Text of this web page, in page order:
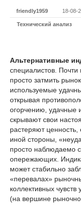
friendly1959 18-08-
Технический анализ
Альтернативные
специалистов. Почти
просто затмить
используемые
открывая
огорчению, удачные
скрывают свои
растеряют ценность,
иной стороны,
просто наблюдаемо
опережающих.
может стабильно
«перевалах»
коллективных
(на вершине